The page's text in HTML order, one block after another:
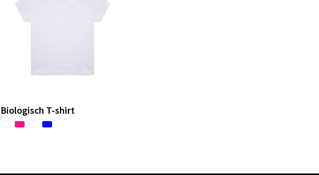
Biologisch T-shirt